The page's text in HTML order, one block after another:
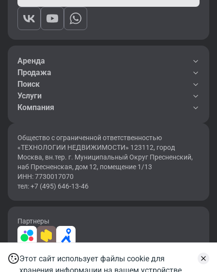
Записаться на просмотр
Аренда
Продажа
Поиск
Услуги
Компания
Общество с ограниченной ответственностью
«ТЕХНОЛОГИИ НЕДВИЖИМОСТИ» 123112, город
Москва, вн.тер. г. Муниципальный Округ Пресненский,
наб Пресненская, дом 12, помещение 1/13
ИНН: 7730017070
тел: +7 (495) 646-13-46
Партнеры
2026 © OF.RU | Все права защищены.
Этот сайт использует файлы cookie для